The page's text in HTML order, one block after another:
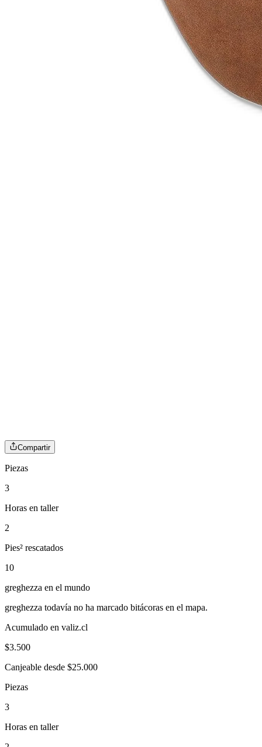
Compartir
Piezas
3
Horas en taller
2
Pies² rescatados
10
greghezza en el mundo
greghezza todavía no ha marcado bitácoras en el mapa.
Acumulado en valiz.cl
$3.500
Canjeable desde $25.000
Piezas
3
Horas en taller